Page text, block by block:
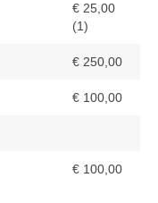
€ 25,00
(1)
€ 250,00
€ 100,00
€ 100,00